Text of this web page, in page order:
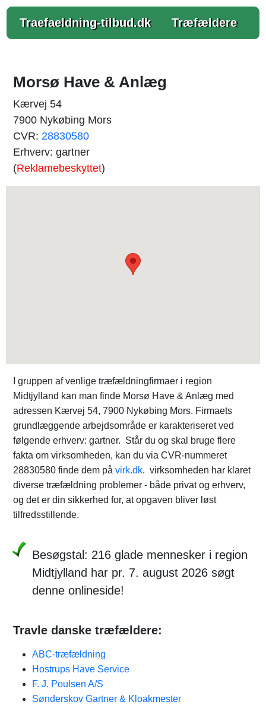
Traefaeldning-tilbud.dk Træfældere
Morsø Have & Anlæg
Kærvej 54
7900 Nykøbing Mors
CVR: 28830580
Erhverv: gartner
(Reklamebeskyttet)
I gruppen af venlige træfældningfirmaer i region
Midtjylland kan man finde Morsø Have & Anlæg med
adressen Kærvej 54, 7900 Nykøbing Mors. Firmaets
grundlæggende arbejdsområde er karakteriseret ved
følgende erhverv: gartner. Står du og skal bruge flere
fakta om virksomheden, kan du via CVR-nummeret
28830580 finde dem på virk.dk. virksomheden har klaret
diverse træfældning problemer - både privat og erhverv,
og det er din sikkerhed for, at opgaven bliver løst
tilfredsstillende.
Besøgstal: 216 glade mennesker i region
Midtjylland har pr. 7. august 2026 søgt
denne onlineside!
Travle danske træfældere:
ABC-træfældning
Hostrups Have Service
F. J. Poulsen A/S
Sønderskov Gartner & Kloakmester